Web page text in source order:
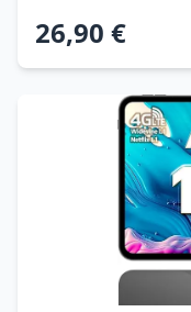
X550LD, X550LN,
Italiana
26,90 €